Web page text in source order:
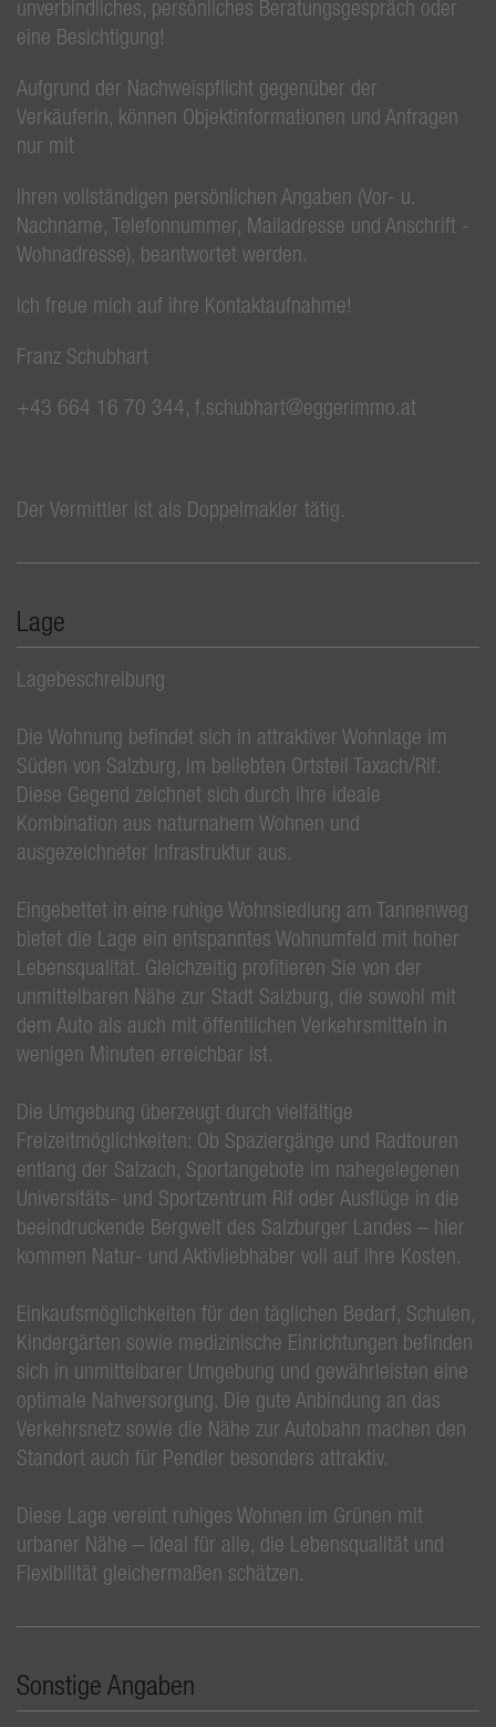
unverbindliches, persönliches Beratungsgespräch oder
eine Besichtigung!
Aufgrund der Nachweispflicht gegenüber der
Verkäuferin, können Objektinformationen und Anfragen
nur mit
Ihren vollständigen persönlichen Angaben (Vor- u.
Nachname, Telefonnummer, Mailadresse und Anschrift -
Wohnadresse), beantwortet werden.
Ich freue mich auf ihre Kontaktaufnahme!
Franz Schubhart
+43 664 16 70 344, f.schubhart@eggerimmo.at
Der Vermittler ist als Doppelmakler tätig.
Lage
Lagebeschreibung
Die Wohnung befindet sich in attraktiver Wohnlage im
Süden von Salzburg, im beliebten Ortsteil Taxach/Rif.
Diese Gegend zeichnet sich durch ihre ideale
Kombination aus naturnahem Wohnen und
ausgezeichneter Infrastruktur aus.
Eingebettet in eine ruhige Wohnsiedlung am Tannenweg
bietet die Lage ein entspanntes Wohnumfeld mit hoher
Lebensqualität. Gleichzeitig profitieren Sie von der
unmittelbaren Nähe zur Stadt Salzburg, die sowohl mit
dem Auto als auch mit öffentlichen Verkehrsmitteln in
wenigen Minuten erreichbar ist.
Die Umgebung überzeugt durch vielfältige
Freizeitmöglichkeiten: Ob Spaziergänge und Radtouren
entlang der Salzach, Sportangebote im nahegelegenen
Universitäts- und Sportzentrum Rif oder Ausflüge in die
beeindruckende Bergwelt des Salzburger Landes – hier
kommen Natur- und Aktivliebhaber voll auf ihre Kosten.
Einkaufsmöglichkeiten für den täglichen Bedarf, Schulen,
Kindergärten sowie medizinische Einrichtungen befinden
sich in unmittelbarer Umgebung und gewährleisten eine
optimale Nahversorgung. Die gute Anbindung an das
Verkehrsnetz sowie die Nähe zur Autobahn machen den
Standort auch für Pendler besonders attraktiv.
Diese Lage vereint ruhiges Wohnen im Grünen mit
urbaner Nähe – ideal für alle, die Lebensqualität und
Flexibilität gleichermaßen schätzen.
Sonstige Angaben